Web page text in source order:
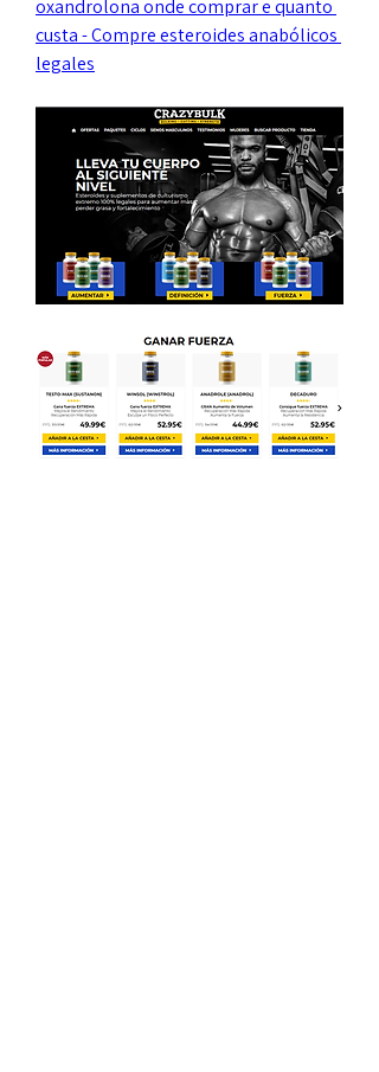
oxandrolona onde comprar e quanto
custa - Compre esteroides anabólicos
legales